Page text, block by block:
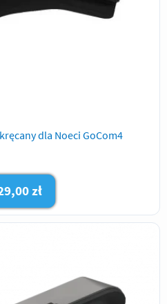
dla Noeci GoCom4
zł